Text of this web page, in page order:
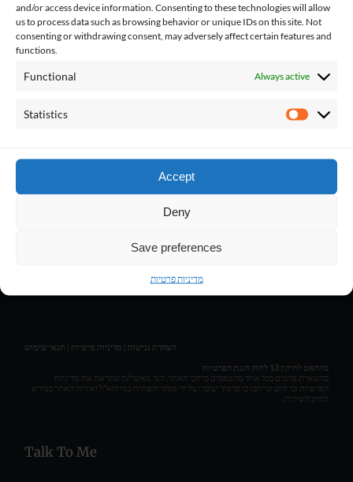
and/or access device information. Consenting to these technologies will allow
us to process data such as browsing behavior or unique IDs on this site. Not
consenting or withdrawing consent, may adversely affect certain features and
functions.
Functional Always active
Statistics Statistics
Accept
Deny
Save preferences
מדיניות פרטיות
Wedding Tips for Engaged Couples
Wedding tips facebook group for engaged couples
Balloncini
My wife's business - balloons for wedding
Playbacks Catalog
LIRAN HASSON • COMPOSER & MUSIC PRODUCER
הצהרת נגישות | מדיניות פרטיות | תנאי שימוש
בהתאם לתיקון 13 לחוק הגנת הפרטיות
בהשארת פרטים בכל אחד מהטפסים ברחבי האתר, הנך מאשר/ת שקראת את מדיניות
הפרטיות וכי ידוע שייתכן כי פרטיך יעובדו על ידי ספקי תשתית כמו דוא"ל ואירוח האתר כנדרש
למתן השירות.
Talk To Me